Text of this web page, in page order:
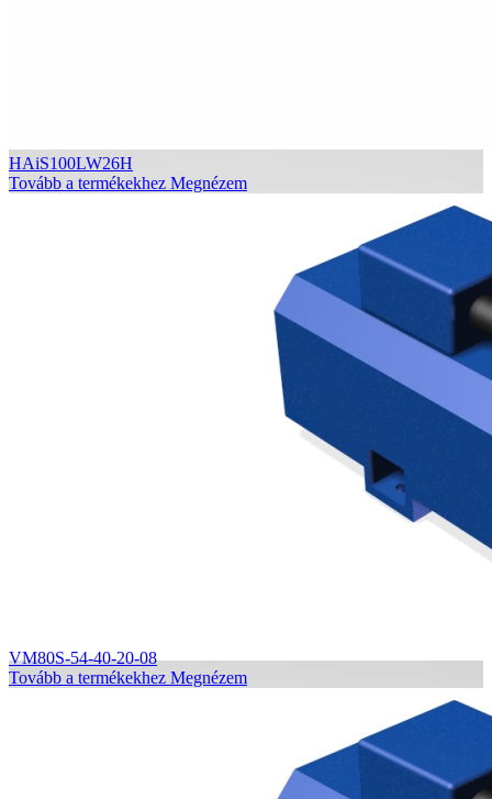
HAiS100LW26H
Tovább a termékekhez Megnézem
VM80S-54-40-20-08
Tovább a termékekhez Megnézem